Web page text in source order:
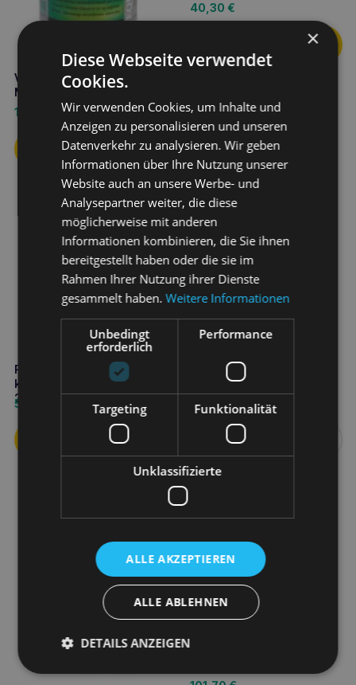
VETOQUINOL Equistro
Mega Base Junior 1000ml
113,30
40,30 €
RUMAK Wärmendes und
kühlendes Gel für Pferde
250g
5,80
MICROMED Vet diferion
10ml antibakterielle
Augentropfen
15,30 €
Weiterlesen
×
Diese Webseite verwendet
Cookies.
Wir verwenden Cookies, um Inhalte und
Anzeigen zu personalisieren und unseren
Datenverkehr zu analysieren. Wir geben
Informationen über Ihre Nutzung unserer
Website auch an unsere Werbe- und
Analysepartner weiter, die diese
möglicherweise mit anderen
Informationen kombinieren, die Sie ihnen
bereitgestellt haben oder die sie im
Rahmen Ihrer Nutzung ihrer Dienste
gesammelt haben.Weitere Informationen
Unbedingt
erforderlich
Performance
Targeting Funktionalität
Unklassifizierte
ALLE AKZEPTIEREN
ALLE ABLEHNEN
DETAILS ANZEIGEN